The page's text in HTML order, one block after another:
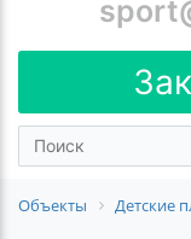
Объекты Детские